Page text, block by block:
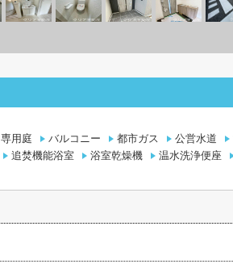
専用庭 バルコニー 都市ガス 公営水道
追焚機能浴室 浴室乾燥機 温水洗浄便座